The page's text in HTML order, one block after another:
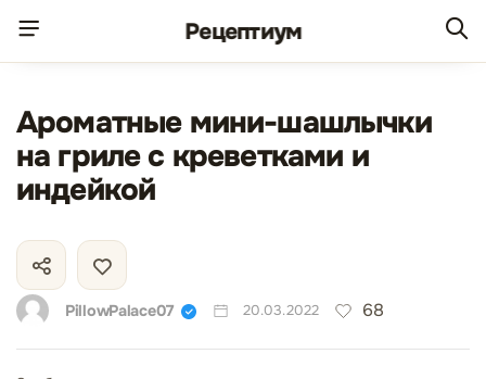
Рецептиум
Ароматные мини-шашлычки
на гриле с креветками и
индейкой
PillowPalace07 20.03.2022 68